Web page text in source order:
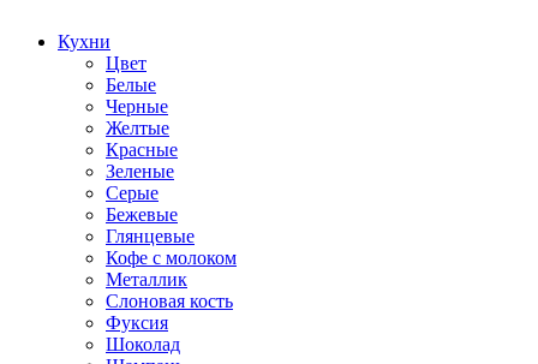
Кухни
Цвет
Белые
Черные
Желтые
Красные
Зеленые
Серые
Бежевые
Глянцевые
Кофе с молоком
Металлик
Слоновая кость
Фуксия
Шоколад